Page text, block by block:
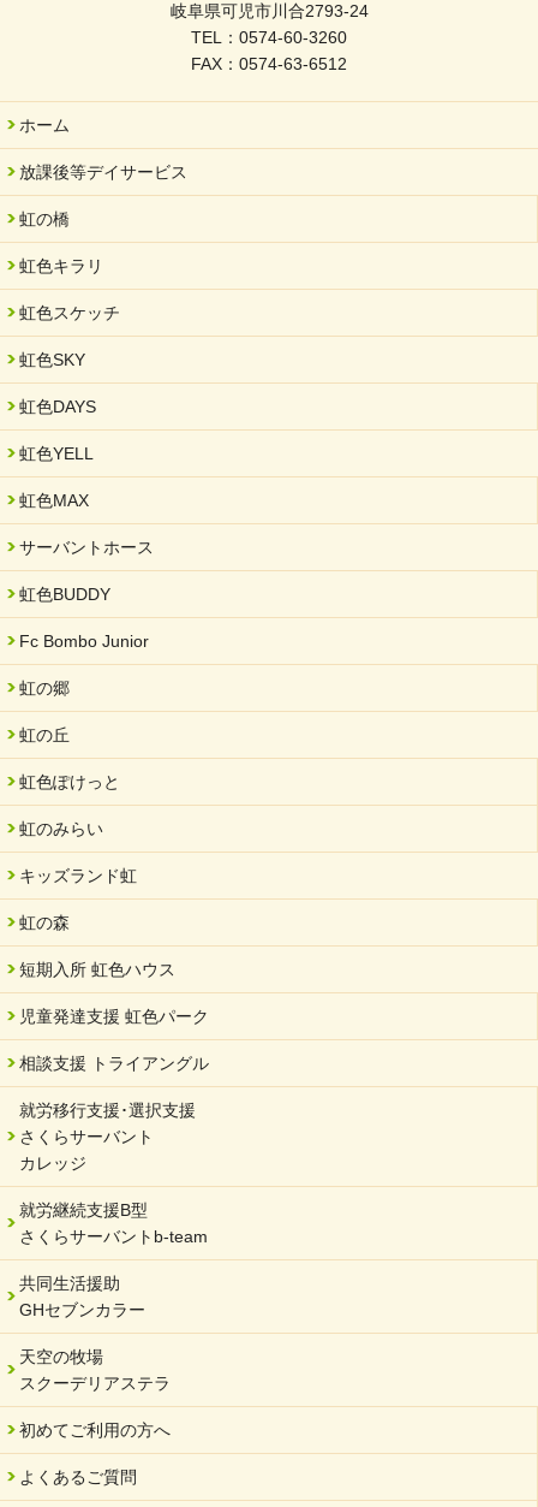
岐阜県可児市川合2793-24
TEL：0574-60-3260
FAX：0574-63-6512
ホーム
放課後等デイサービス
虹の橋
虹色キラリ
虹色スケッチ
虹色SKY
虹色DAYS
虹色YELL
虹色MAX
サーバントホース
虹色BUDDY
Fc Bombo Junior
虹の郷
虹の丘
虹色ぽけっと
虹のみらい
キッズランド虹
虹の森
短期入所 虹色ハウス
児童発達支援 虹色パーク
相談支援 トライアングル
就労移行支援･選択支援
さくらサーバント
カレッジ
就労継続支援B型
さくらサーバントb-team
共同生活援助
GHセブンカラー
天空の牧場
スクーデリアステラ
初めてご利用の方へ
よくあるご質問